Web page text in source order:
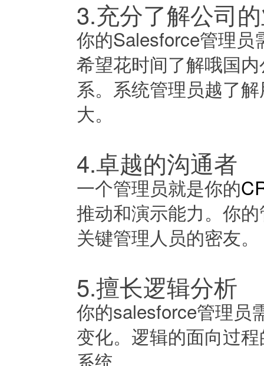
3.充分了解公司
你的Salesforce管理员
希望花时间了解哦国
系。系统管理员越了
大。
4.卓越的沟通者
一个管理员就是你的
推动和演示能力。你
关键管理人员的密友。
5.擅长逻辑分析
你的salesforce管理员
变化。逻辑的面向过
系统。